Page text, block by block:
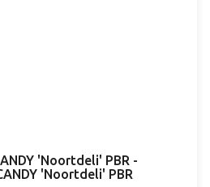
'Noortdeli' PBR -
'Noortdeli' PBR